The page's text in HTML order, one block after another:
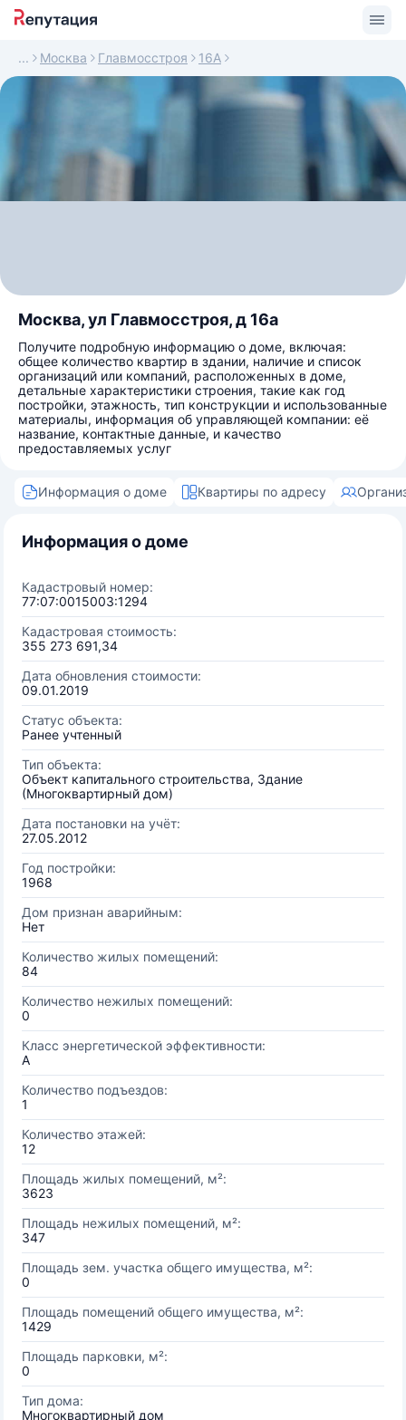
Москва Главмосстроя 16А
Москва, ул Главмосстроя, д 16а
Получите подробную информацию о доме, включая:
общее количество квартир в здании, наличие и список
организаций или компаний, расположенных в доме,
детальные характеристики строения, такие как год
постройки, этажность, тип конструкции и использованные
материалы, информация об управляющей компании: её
название, контактные данные, и качество
предоставляемых услуг
Информация о доме Квартиры по адресу
Информация о доме
Кадастровый номер:
77:07:0015003:1294
Кадастровая стоимость:
355 273 691,34
Дата обновления стоимости:
09.01.2019
Статус объекта:
Ранее учтенный
Тип объекта:
Объект капитального строительства, Здание
(Многоквартирный дом)
Дата постановки на учёт:
27.05.2012
Год постройки:
1968
Дом признан аварийным:
Нет
Количество жилых помещений:
84
Количество нежилых помещений:
0
Класс энергетической эффективности:
A
Количество подъездов:
1
Количество этажей:
12
Площадь жилых помещений, м²:
3623
Площадь нежилых помещений, м²:
347
Площадь зем. участка общего имущества, м²:
0
Площадь помещений общего имущества, м²:
1429
Площадь парковки, м²:
0
Тип дома:
Многоквартирный дом